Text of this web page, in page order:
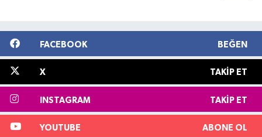
FACEBOOK BEĞEN
X TAKIP ET
INSTAGRAM TAKIP ET
YOUTUBE ABONE OL